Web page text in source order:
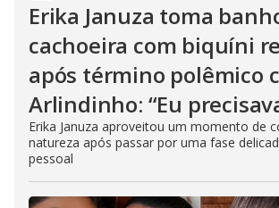
Erika Januza toma
cachoeira com biquíni
após término polêmico
Arlindinho: “Eu
Erika Januza aproveitou um momento de
natureza após passar por uma fase
pessoal